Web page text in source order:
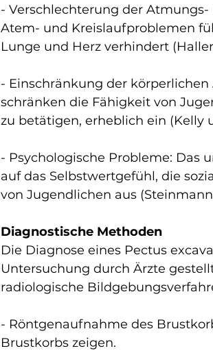
- Verschlechterung der
Atem- und Kreislaufproblemen
Lunge und Herz verhindert (Haller
- Einschränkung der
schränken die Fähigkeit von
zu betätigen, erheblich ein (Kelly
- Psychologische Probleme: Das
auf das Selbstwertgefühl, die
von Jugendlichen aus (Steinmann
Diagnostische Methoden
Die Diagnose eines Pectus
Untersuchung durch Ärzte
radiologische
- Röntgenaufnahme des
Brustkorbs zeigen.